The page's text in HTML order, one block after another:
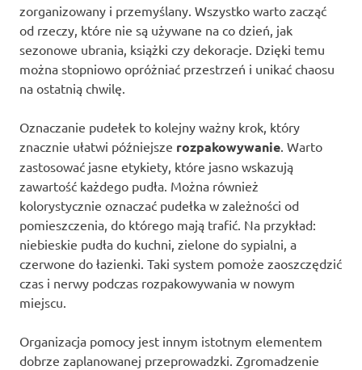
zorganizowany i przemyślany. Wszystko warto zacząć
od rzeczy, które nie są używane na co dzień, jak
sezonowe ubrania, książki czy dekoracje. Dzięki temu
można stopniowo opróżniać przestrzeń i unikać chaosu
na ostatnią chwilę.
Oznaczanie pudełek to kolejny ważny krok, który
znacznie ułatwi późniejsze rozpakowywanie . Warto
zastosować jasne etykiety, które jasno wskazują
zawartość każdego pudła. Można również
kolorystycznie oznaczać pudełka w zależności od
pomieszczenia, do którego mają trafić. Na przykład:
niebieskie pudła do kuchni, zielone do sypialni, a
czerwone do łazienki. Taki system pomoże zaoszczędzić
czas i nerwy podczas rozpakowywania w nowym
miejscu.
Organizacja pomocy jest innym istotnym elementem
dobrze zaplanowanej przeprowadzki. Zgromadzenie